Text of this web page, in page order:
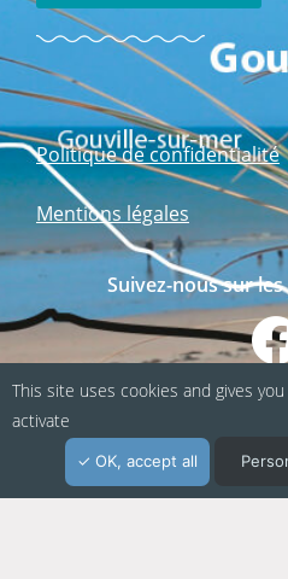
Politique de confidentialité
Mentions légales
Suivez-nous sur
This site uses cookies and gives
activate
OK, accept all